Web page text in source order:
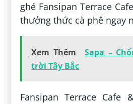
ghé Fansipan Terrace
thưởng thức cà phê ngay
Xem Thêm
Sapa –
trời Tây Bắc
Fansipan Terrace Cafe